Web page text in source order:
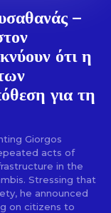
–
ότι η
για τη
Giorgos
acts of
in the
Stressing that
he announced
on citizens to